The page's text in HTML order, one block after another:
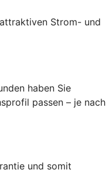
Strom- und
haben Sie
passen – je nach
und somit